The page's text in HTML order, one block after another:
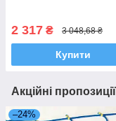
2 317 ₴ 3 048,68 ₴
Купити
Акційні
–24%